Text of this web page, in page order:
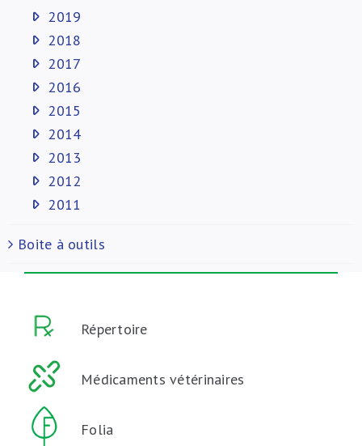
2019
2018
2017
2016
2015
2014
2013
2012
2011
Boite à outils
Répertoire
Médicaments vétérinaires
Folia